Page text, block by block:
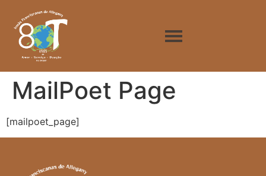
MailPoet Page
[mailpoet_page]